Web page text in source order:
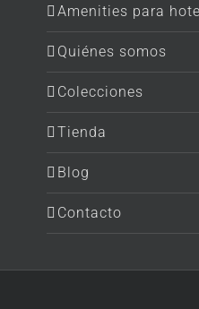
Amenities para
Quiénes somos
Colecciones
Tienda
Blog
Contacto